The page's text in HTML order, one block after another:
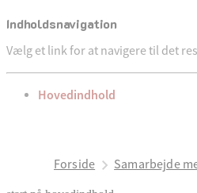
Indholdsnavigation
Vælg et link for at navigere til det
gå til
Hovedindhold
Forside Samarbejde